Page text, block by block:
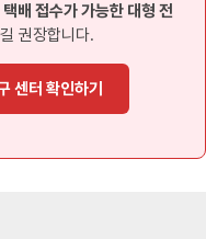
배 접수가 가능한 대형 전
권장합니다.
센터 확인하기